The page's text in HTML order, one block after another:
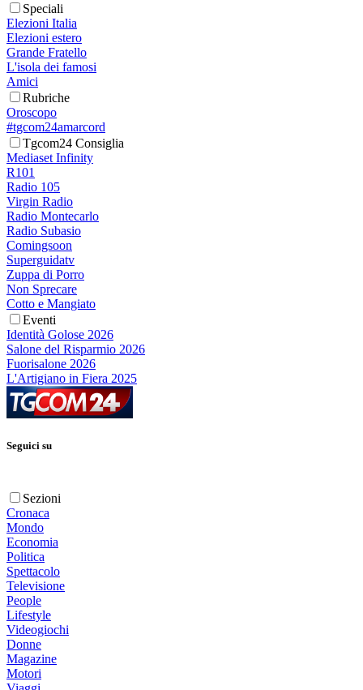
Speciali
Elezioni Italia
Elezioni estero
Grande Fratello
L'isola dei famosi
Amici
Rubriche
Oroscopo
#tgcom24amarcord
Tgcom24 Consiglia
Mediaset Infinity
R101
Radio 105
Virgin Radio
Radio Montecarlo
Radio Subasio
Comingsoon
Superguidatv
Zuppa di Porro
Non Sprecare
Cotto e Mangiato
Eventi
Identità Golose 2026
Salone del Risparmio 2026
Fuorisalone 2026
L'Artigiano in Fiera 2025
Seguici su
Sezioni
Cronaca
Mondo
Economia
Politica
Spettacolo
Televisione
People
Lifestyle
Videogiochi
Donne
Magazine
Motori